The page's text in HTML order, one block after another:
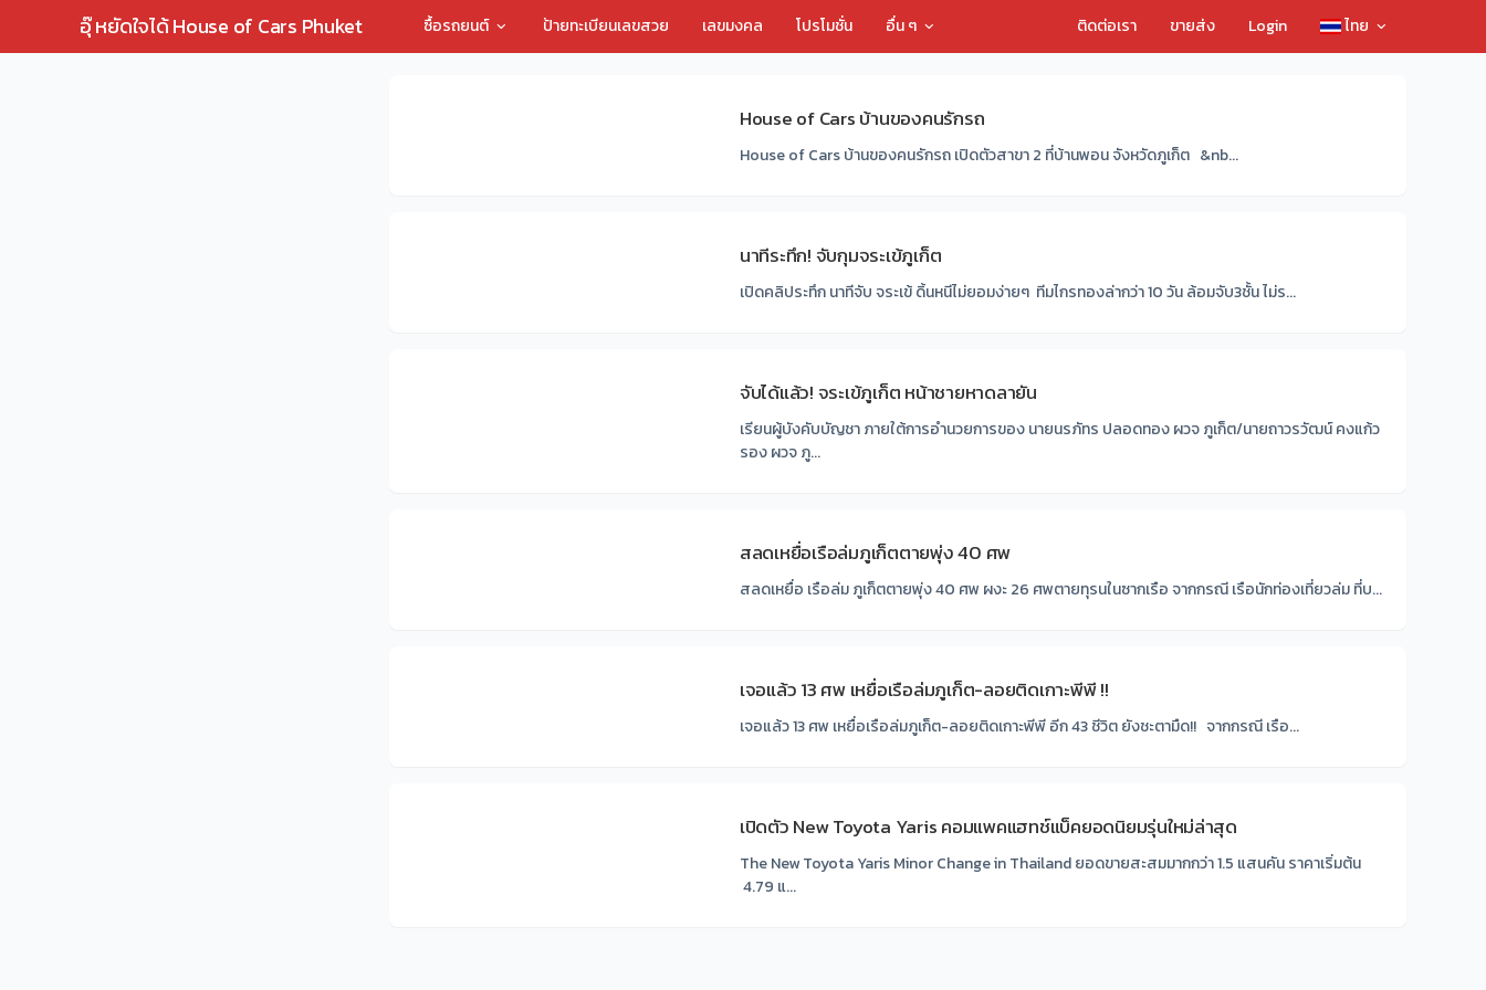
อุ๊ หยัดใจได้ House of Cars Phuket ซื้อรถยนต์ ป้ายทะเบียนเลขสวย เลขมงคล โปรโมชั่น อื่น ๆ ติดต่อเรา ขายส่ง Login ไทย
House of Cars บ้านของคนรักรถ
House of Cars บ้านของคนรักรถ เปิดตัวสาขา 2 ที่บ้านพอน จังหวัดภูเก็ต &nb...
นาทีระทึก! จับกุมจระเข้ภูเก็ต
เปิดคลิประทึก นาทีจับ จระเข้ ดิ้นหนีไม่ยอมง่ายๆ ทีมไกรทองล่ากว่า 10 วัน ล้อมจับ3ชั้น ไม่ร...
จับได้แล้ว! จระเข้ภูเก็ต หน้าชายหาดลายัน
เรียนผู้บังคับบัญชา ภายใต้การอำนวยการของ นายนรภัทร ปลอดทอง ผวจ ภูเก็ต/นายถาวรวัฒน์ คงแก้ว
รอง ผวจ ภู...
สลดเหยื่อเรือล่มภูเก็ตตายพุ่ง 40 ศพ
สลดเหยื่อ เรือล่ม ภูเก็ตตายพุ่ง 40 ศพ ผงะ 26 ศพตายทุรนในซากเรือ จากกรณี เรือนักท่องเที่ยวล่ม ที่บ...
เจอแล้ว 13 ศพ เหยื่อเรือล่มภูเก็ต-ลอยติดเกาะพีพี !!
เจอแล้ว 13 ศพ เหยื่อเรือล่มภูเก็ต-ลอยติดเกาะพีพี อีก 43 ชีวิต ยังชะตามืด!! จากกรณี เรือ...
เปิดตัว New Toyota Yaris คอมแพคแฮทช์แบ็คยอดนิยมรุ่นใหม่ล่าสุด
The New Toyota Yaris Minor Change in Thailand ยอดขายสะสมมากกว่า 1.5 แสนคัน ราคาเริ่มต้น
4.79 แ...